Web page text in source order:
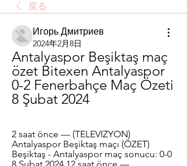
戻る
Игорь Дмитриев
2024年2月8日
Antalyaspor Beşiktaş maç
özet Bitexen Antalyaspor
0-2 Fenerbahçe Maç Özeti
8 Şubat 2024
2 saat önce — (TELEVIZYON)
Antalyaspor Beşiktaş maçı (ÖZET)
Beşiktaş - Antalyaspor maç sonucu: 0-0